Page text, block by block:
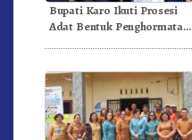
Bupati Karo Ikuti Prosesi
Adat Bentuk Penghormatan